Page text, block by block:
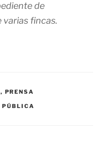
de
fincas.
, PRENSA